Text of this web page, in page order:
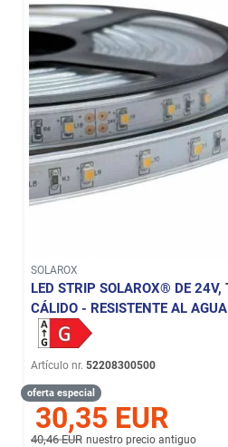
SOLAROX
LED STRIP SOLAROX® DE
CÁLIDO - RESISTENTE AL AGUA
Artículo nr. 52208300500
oferta especial
30,35 EUR
40,46 EUR nuestro precio antiguo